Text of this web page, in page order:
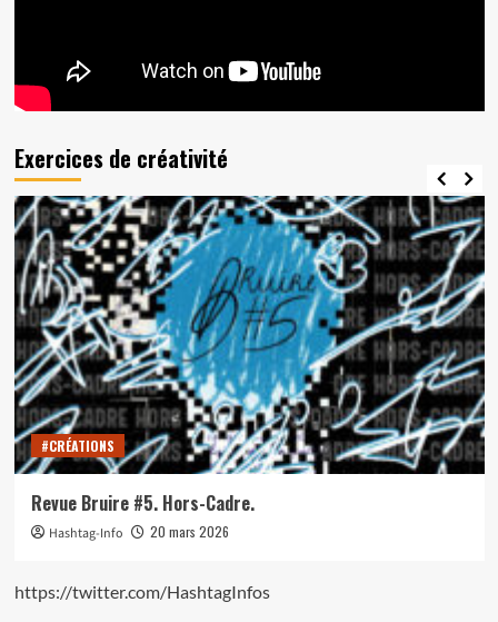
Exercices de créativité
#CRÉATIONS
Revue Bruire #5. Hors-Cadre.
Hashtag-Info 20 mars 2026
https://twitter.com/HashtagInfos